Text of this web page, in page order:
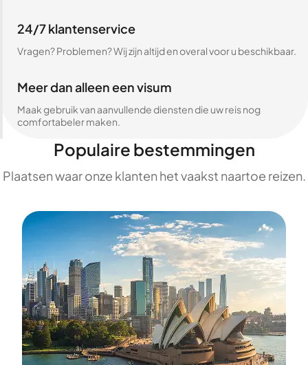
24/7 klantenservice
Vragen? Problemen? Wij zijn altijd en overal voor u beschikbaar.
Meer dan alleen een visum
Maak gebruik van aanvullende diensten die uw reis nog
comfortabeler maken.
Populaire bestemmingen
Plaatsen waar onze klanten het vaakst naartoe reizen.